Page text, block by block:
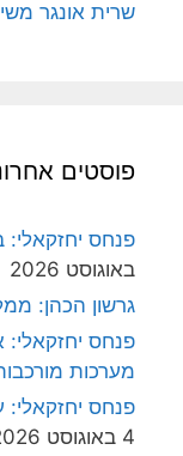
שרית אונגר
פוסטים
פנחס יחזקאלי:
באוגוסט 2026
גרשון הכהן:
פנחס
מערכות
פנחס יחזקאלי:
4 באוגוסט 2026